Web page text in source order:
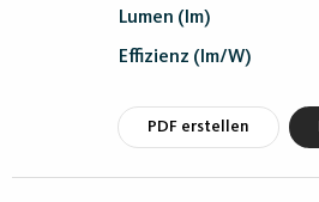
Lumen (lm)
Effizienz (lm/W)
PDF erstellen